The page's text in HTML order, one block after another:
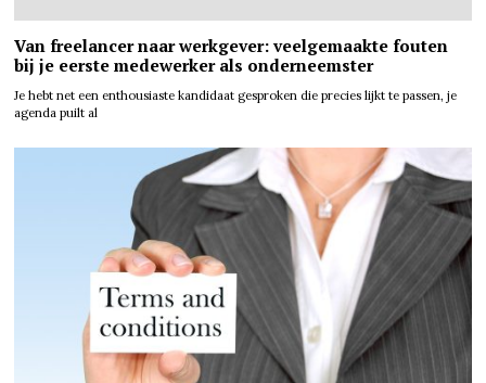
Van freelancer naar werkgever: veelgemaakte fouten
bij je eerste medewerker als onderneemster
Je hebt net een enthousiaste kandidaat gesproken die precies lijkt te passen, je
agenda puilt al